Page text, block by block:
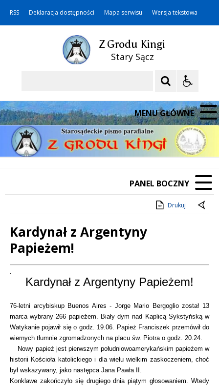
RSS Deklaracja dostępności Mapa serwisu Wersja tekstowa
Z Grodu Kingi
Stary Sącz
MENU GŁÓWNE
PANEL BOCZNY
Drukuj
Kardynał z Argentyny
Papieżem!
Treść
Kardynał z Argentyny Papieżem!
76-letni arcybiskup Buenos Aires - Jorge Mario Bergoglio został 13
marca wybrany 266 papieżem. Biały dym nad Kaplicą Sykstyńską w
Watykanie pojawił się o godz. 19.06. Papież Franciszek przemówił do
wiernych tłumnie zgromadzonych na placu św. Piotra o godz. 20.24.
Nowy papież jest pierwszym południowoamerykańskim papieżem w
historii Kościoła katolickiego i dla wielu wielkim zaskoczeniem, choć
był wskazywany, jako następca Jana Pawła II.
Konklawe zakończyło się drugiego dnia piątym głosowaniem. Wtedy